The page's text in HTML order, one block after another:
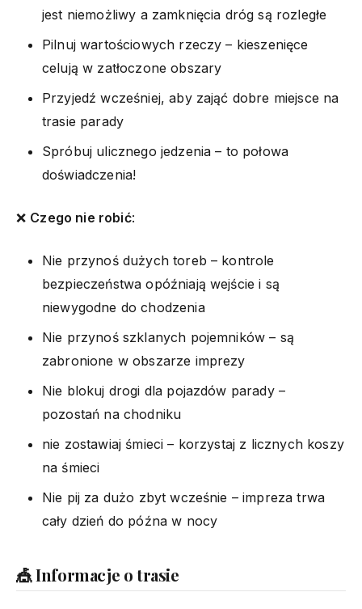
jest niemożliwy a zamknięcia dróg są rozległe
Pilnuj wartościowych rzeczy – kieszenięce
celują w zatłoczone obszary
Przyjedź wcześniej, aby zająć dobre miejsce na
trasie parady
Spróbuj ulicznego jedzenia – to połowa
doświadczenia!
❌ Czego nie robić:
Nie przynoś dużych toreb – kontrole
bezpieczeństwa opóźniają wejście i są
niewygodne do chodzenia
Nie przynoś szklanych pojemników – są
zabronione w obszarze imprezy
Nie blokuj drogi dla pojazdów parady –
pozostań na chodniku
nie zostawiaj śmieci – korzystaj z licznych koszy
na śmieci
Nie pij za dużo zbyt wcześnie – impreza trwa
cały dzień do późna w nocy
🎪 Informacje o trasie